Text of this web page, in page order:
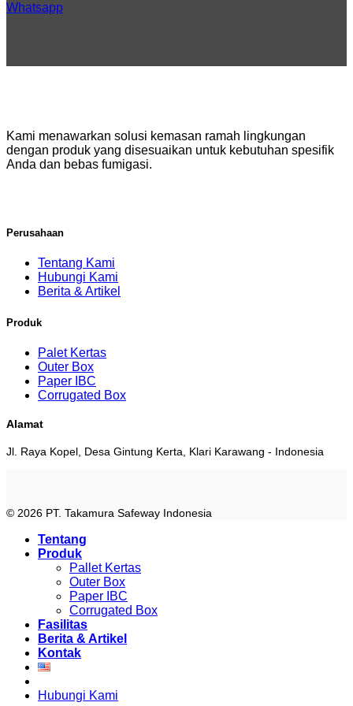
Whatsapp
Kami menawarkan solusi kemasan ramah lingkungan
dengan produk yang disesuaikan untuk kebutuhan spesifik
Anda dan bebas fumigasi.
Perusahaan
Tentang Kami
Hubungi Kami
Berita & Artikel
Produk
Palet Kertas
Outer Box
Paper IBC
Corrugated Box
Alamat
Jl. Raya Kopel, Desa Gintung Kerta, Klari Karawang - Indonesia
© 2026 PT. Takamura Safeway Indonesia
Tentang
Produk
Pallet Kertas
Outer Box
Paper IBC
Corrugated Box
Fasilitas
Berita & Artikel
Kontak
Hubungi Kami